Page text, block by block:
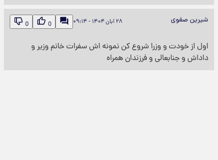
شیرین صفوی ۲۸ آبان ۱۴۰۴ - ۰۹:۱۴ 0
0
اول از خودت و وزرا شروع کن نمونه اش سفرات خانم وزیر و
داداش و جنابعالی و فرزندان همراه